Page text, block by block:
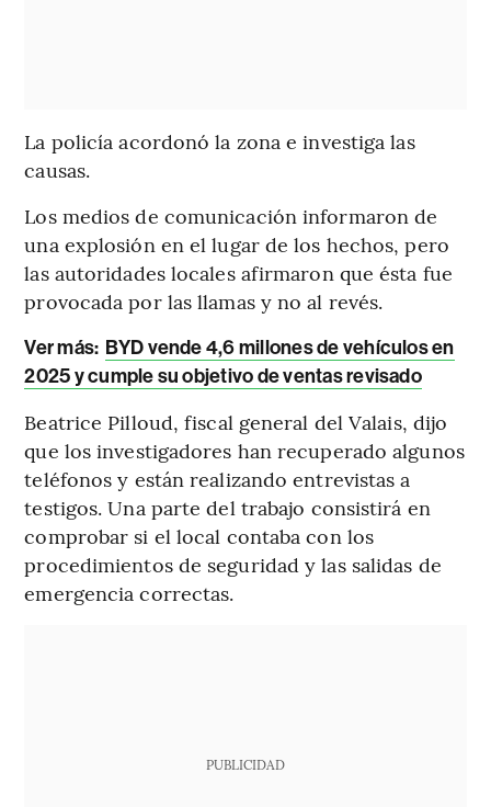
La policía acordonó la zona e investiga las
causas.
Los medios de comunicación informaron de
una explosión en el lugar de los hechos, pero
las autoridades locales afirmaron que ésta fue
provocada por las llamas y no al revés.
Ver más: BYD vende 4,6 millones de vehículos en
2025 y cumple su objetivo de ventas revisado
Beatrice Pilloud, fiscal general del Valais, dijo
que los investigadores han recuperado algunos
teléfonos y están realizando entrevistas a
testigos. Una parte del trabajo consistirá en
comprobar si el local contaba con los
procedimientos de seguridad y las salidas de
emergencia correctas.
PUBLICIDAD